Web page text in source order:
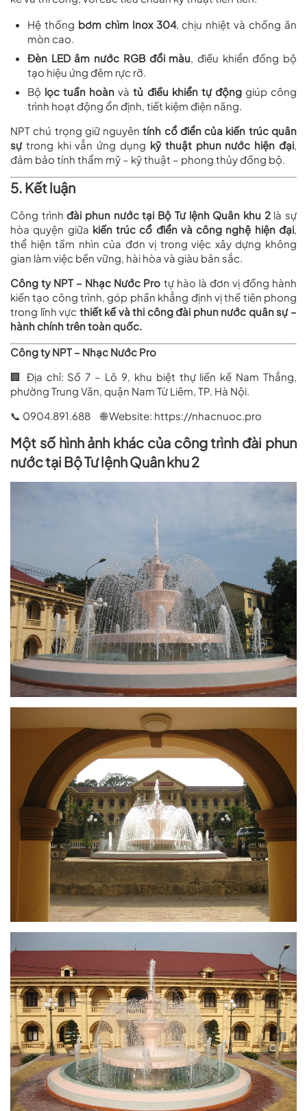
Hệ thống bơm chìm Inox 304, chịu nhiệt và chống ăn
mòn cao.
Đèn LED âm nước RGB đổi màu, điều khiển đồng bộ
tạo hiệu ứng đêm rực rỡ.
Bộ lọc tuần hoàn vàtủ điều khiển tự độnggiúp công
trình hoạt động ổn định, tiết kiệm điện năng.
NPT chú trọng giữ nguyêntính cổ điển của kiến trúc quân
sựtrong khi vẫn ứng dụng kỹ thuật phun nước hiện đại,
đảm bảo tính thẩm mỹ – kỹ thuật – phong thủy đồng bộ.
5. Kết luận
Công trìnhđài phun nước tại Bộ Tư lệnh Quân khu 2là sự
hòa quyện giữa kiến trúc cổ điển và công nghệ hiện đại,
thể hiện tầm nhìn của đơn vị trong việc xây dựng không
gian làm việc bền vững, hài hòa và giàu bản sắc.
Công ty NPT – Nhạc Nước Pro tự hào là đơn vị đồng hành
kiến tạo công trình, góp phần khẳng định vị thế tiên phong
trong lĩnh vực thiết kế và thi công đài phun nước quân sự –
hành chính trên toàn quốc.
Công ty NPT – Nhạc Nước Pro
🏢 Địa chỉ: Số 7 – Lô 9, khu biệt thự liền kề Nam Thắng,
phường Trung Văn, quận Nam Từ Liêm, TP. Hà Nội.
📞 0904.891.688 🌐 Website: https://nhacnuoc.pro
Một số hình ảnh khác của công trình đài phun
nước tại Bộ Tư lệnh Quân khu 2